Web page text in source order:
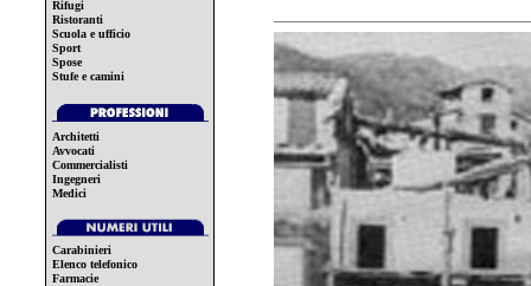
Rifugi
Ristoranti
Scuola e ufficio
Sport
Spose
Stufe e camini
Architetti
Avvocati
Commercialisti
Ingegneri
Medici
Carabinieri
Elenco telefonico
Farmacie